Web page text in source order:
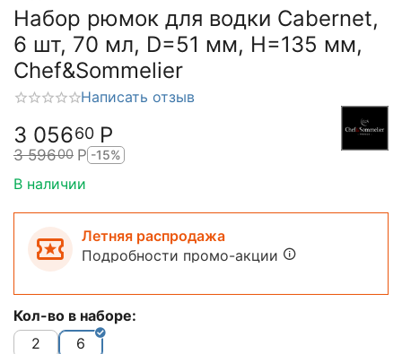
Набор рюмок для водки Cabernet,
6 шт, 70 мл, D=51 мм, H=135 мм,
Chef&Sommelier
Написать отзыв
3 05660 Р
3 59600 Р -15%
В наличии
Летняя распродажа
Подробности промо-акции
Кол-во в наборе:
2
6